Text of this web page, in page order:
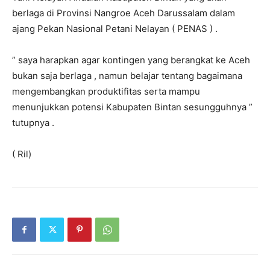
berlaga di Provinsi Nangroe Aceh Darussalam dalam
ajang Pekan Nasional Petani Nelayan ( PENAS ) .
” saya harapkan agar kontingen yang berangkat ke Aceh
bukan saja berlaga , namun belajar tentang bagaimana
mengembangkan produktifitas serta mampu
menunjukkan potensi Kabupaten Bintan sesungguhnya ”
tutupnya .
( Ril)